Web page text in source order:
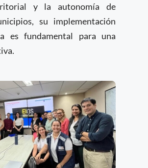
y la autonomía de
su implementación
es fundamental para una